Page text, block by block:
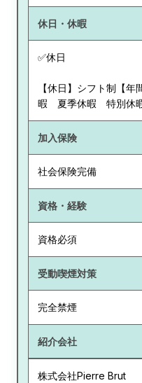
休日・休暇
✅休日
【休日】シフト制【
暇 夏季休暇 特別休
加入保険
社会保険完備
資格・経験
資格必須
受動喫煙対策
完全禁煙
紹介会社
株式会社Pierre Brut